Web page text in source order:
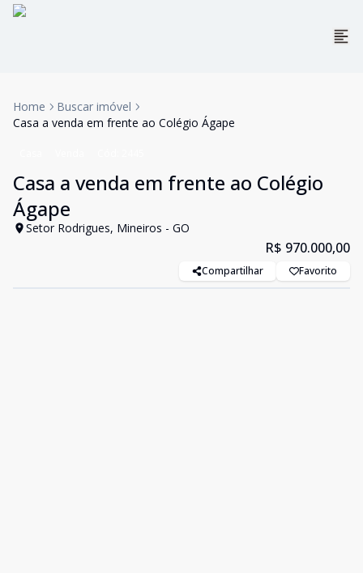
Home
Buscar imóvel
Casa a venda em frente ao Colégio Ágape
Casa a venda em frente ao Colégio
Ágape
Setor Rodrigues, Mineiros - GO
R$ 970.000,00
Compartilhar Favorito